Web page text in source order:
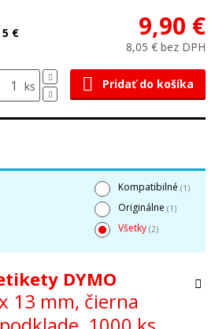
€ 9,90 €
8,05 € bez DPH
ks Pridať do košíka
Kompatibilné (1)
Originálne (1)
Všetky (2)
DYMO
13 mm, čierna